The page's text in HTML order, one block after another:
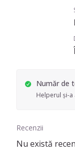
Număr de
Helperul și-
Recenzii
Nu există